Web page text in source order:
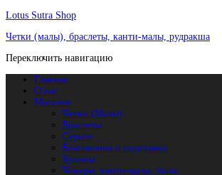
Lotus Sutra Shop
Четки (малы), браслеты, канти-малы, рудракша
Переключить навигацию
Главная
О нас
Магазин
Четки (Малы)
Браслеты
Серьги
Благовония и подставки
Кулоны
Чокеры, канти-малы, бусы